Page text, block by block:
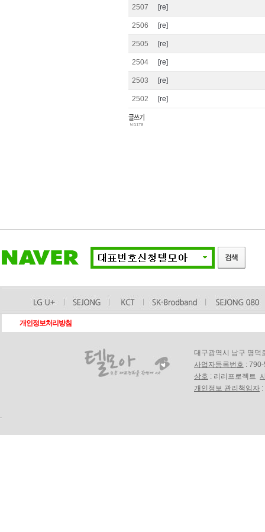
2507 [re]
2506 [re]
2505 [re]
2504 [re]
2503 [re]
2502 [re]
개인정보처리방침
대구광역시 남구 명
사업자등록번호 :
상호 : 리리프로젝트
개인정보 관리책임자